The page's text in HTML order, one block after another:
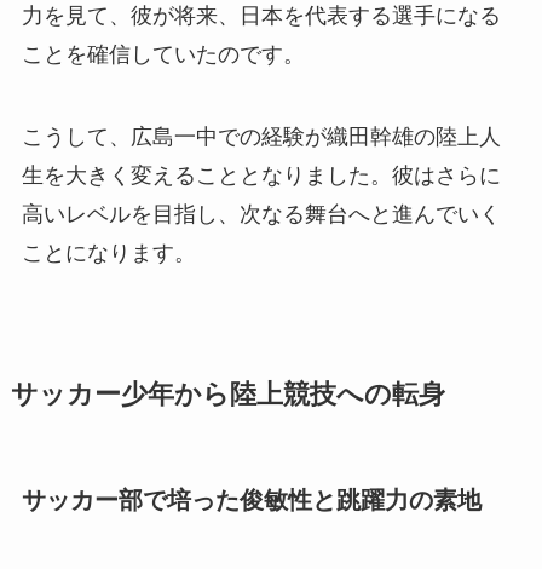
力を見て、彼が将来、日本を代表する選手になる
ことを確信していたのです。
こうして、広島一中での経験が織田幹雄の陸上人
生を大きく変えることとなりました。彼はさらに
高いレベルを目指し、次なる舞台へと進んでいく
ことになります。
サッカー少年から陸上競技への転身
サッカー部で培った俊敏性と跳躍力の素地